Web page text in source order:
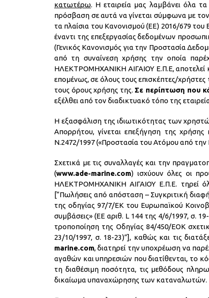
κατωτέρω. Η εταιρεία μας λαμβάνει όλα
πρόσβαση σε αυτά να γίνεται σύμφωνα με
τα πλαίσια του Κανονισμού (ΕΕ) 2016/679
έναντι της επεξεργασίας δεδομένων
(Γενικός Κανονισμός για την Προστασία
από τη συναίνεση χρήσης την οποία
ΗΛΕΚΤΡΟΜΗΧΑΝΙΚΗ ΑΙΓΑΙΟΥ Ε.Π.Ε, αποτελεί
επομένως, σε όλους τους επισκέπτες/
τους όρους χρήσης της. Σε περίπτωση που
εξέλθει από τον διαδικτυακό τόπο της
Η εξασφάλιση της ιδιωτικότητας των
Απορρήτου, γίνεται επεξήγηση της
Ν.2472/1997 («Προστασία του Ατόμου από
Σχετικά με τις συναλλαγές και την
(www.ade-marine.com) ισχύουν όλες οι
ΗΛΕΚΤΡΟΜΗΧΑΝΙΚΗ ΑΙΓΑΙΟΥ Ε.Π.Ε. τηρεί
[“Πωλήσεις από απόσταση – Συγκριτική
της οδηγίας 97/7/ΕΚ του Ευρωπαϊκού
συμβάσεις» (ΕΕ αριθ. L 144 της 4/6/1997, σ.
τροποποίηση της Οδηγίας 84/450/ΕΟΚ
23/10/1997, σ. 18-23)”], καθώς και τις
marine.com, διατηρεί την υποχρέωση να
αγαθών και υπηρεσιών που διατίθενται, το
τη διαθέσιμη ποσότητα, τις μεθόδους
δικαίωμα υπαναχώρησης των καταναλωτών.